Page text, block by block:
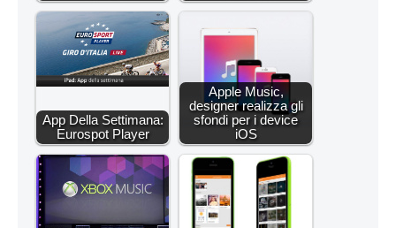
App Della Settimana:
Eurospot Player
Apple Music,
designer realizza gli
sfondi per i device
iOS